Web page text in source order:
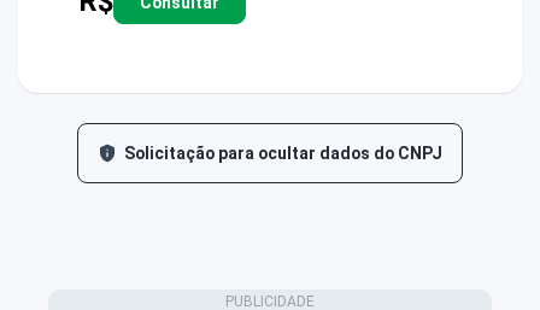
Solicitação para ocultar dados do CNPJ